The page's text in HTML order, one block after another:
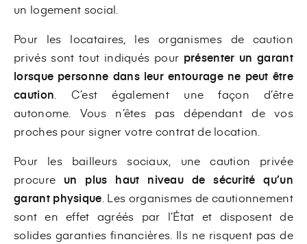
un logement social.
Pour les locataires, les organismes de caution
privés sont tout indiqués pour présenter un garant
lorsque personne dans leur entourage ne peut être
caution . C’est également une façon d’être
autonome. Vous n’êtes pas dépendant de vos
proches pour signer votre contrat de location.
Pour les bailleurs sociaux, une caution privée
procure un plus haut niveau de sécurité qu’un
garant physique . Les organismes de cautionnement
sont en effet agréés par l’État et disposent de
solides garanties financières. Ils ne risquent pas de